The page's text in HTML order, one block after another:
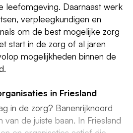
leefomgeving. Daarnaast werk
verpleegkundigen en
om de best mogelijke zorg
start in de zorg of al jaren
mogelijkheden binnen de
in Friesland
in de zorg? Banenrijknoord
van de juiste baan. In Friesland